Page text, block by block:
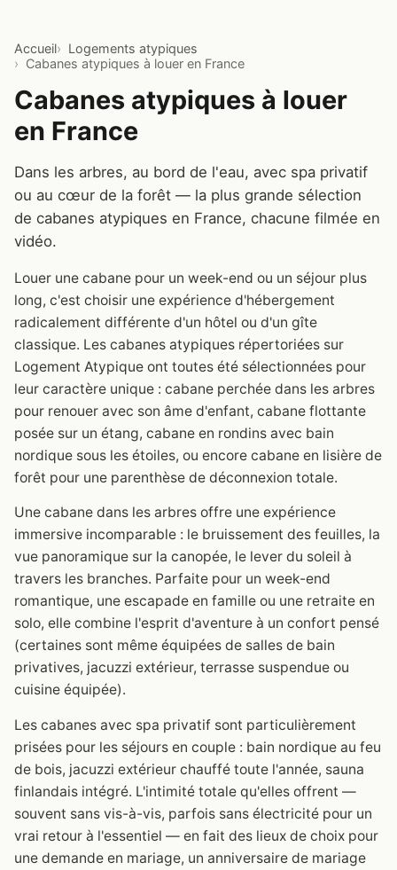
Accueil
Logements atypiques
Cabanes atypiques à louer en France
Cabanes atypiques à louer
en France
Dans les arbres, au bord de l'eau, avec spa privatif
ou au cœur de la forêt — la plus grande sélection
de cabanes atypiques en France, chacune filmée en
vidéo.
Louer une cabane pour un week-end ou un séjour plus
long, c'est choisir une expérience d'hébergement
radicalement différente d'un hôtel ou d'un gîte
classique. Les cabanes atypiques répertoriées sur
Logement Atypique ont toutes été sélectionnées pour
leur caractère unique : cabane perchée dans les arbres
pour renouer avec son âme d'enfant, cabane flottante
posée sur un étang, cabane en rondins avec bain
nordique sous les étoiles, ou encore cabane en lisière de
forêt pour une parenthèse de déconnexion totale.
Une cabane dans les arbres offre une expérience
immersive incomparable : le bruissement des feuilles, la
vue panoramique sur la canopée, le lever du soleil à
travers les branches. Parfaite pour un week-end
romantique, une escapade en famille ou une retraite en
solo, elle combine l'esprit d'aventure à un confort pensé
(certaines sont même équipées de salles de bain
privatives, jacuzzi extérieur, terrasse suspendue ou
cuisine équipée).
Les cabanes avec spa privatif sont particulièrement
prisées pour les séjours en couple : bain nordique au feu
de bois, jacuzzi extérieur chauffé toute l'année, sauna
finlandais intégré. L'intimité totale qu'elles offrent —
souvent sans vis-à-vis, parfois sans électricité pour un
vrai retour à l'essentiel — en fait des lieux de choix pour
une demande en mariage, un anniversaire de mariage